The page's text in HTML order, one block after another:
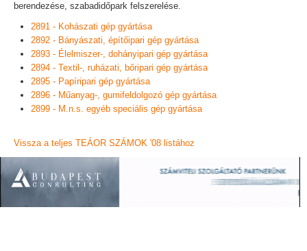
berendezése, szabadidőpark felszerelése.
2891 - Kohászati gép gyártása
2892 - Bányászati, építőipari gép gyártása
2893 - Élelmiszer-, dohányipari gép gyártása
2894 - Textil-, ruházati, bőripari gép gyártása
2895 - Papíripari gép gyártása
2896 - Műanyag-, gumifeldolgozó gép gyártása
2899 - M.n.s. egyéb speciális gép gyártása
Vissza a teljes TEÁOR SZÁMOK '08 listához